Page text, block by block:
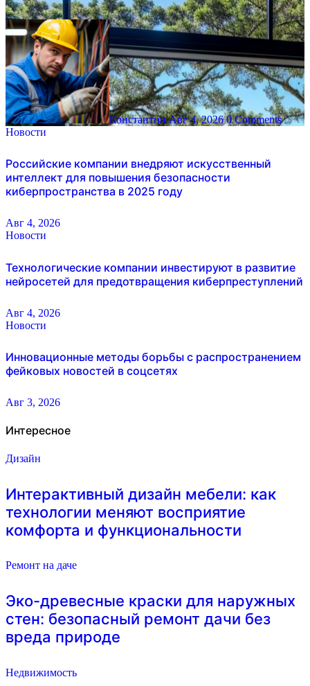
КонстантинАвг 4, 2026 0 Comments
Новости
Российские компании внедряют искусственный
интеллект для повышения безопасности
киберпространства в 2025 году
Авг 4, 2026
Новости
Технологические компании инвестируют в развитие
нейросетей для предотвращения киберпреступлений
Авг 4, 2026
Новости
Инновационные методы борьбы с распространением
фейковых новостей в соцсетях
Авг 3, 2026
Интересное
Дизайн
Интерактивный дизайн мебели: как
технологии меняют восприятие
комфорта и функциональности
Ремонт на даче
Эко-древесные краски для наружных
стен: безопасный ремонт дачи без
вреда природе
Недвижимость